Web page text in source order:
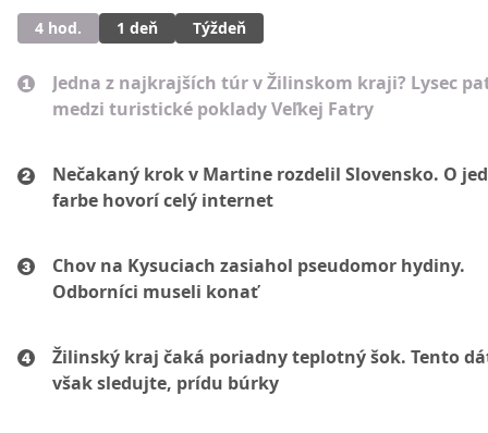
4 hod. 1 deň Týždeň
Jedna z najkrajších túr v Žilinskom kraji? Lysec
medzi turistické poklady Veľkej Fatry
Nečakaný krok v Martine rozdelil Slovensko. O
farbe hovorí celý internet
Chov na Kysuciach zasiahol pseudomor hydiny.
Odborníci museli konať
Žilinský kraj čaká poriadny teplotný šok. Tento
však sledujte, prídu búrky